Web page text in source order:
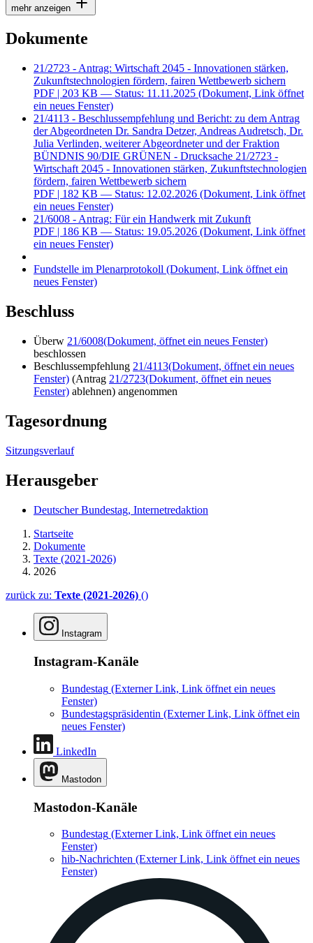
mehr anzeigen
Dokumente
21/2723 - Antrag: Wirtschaft 2045 - Innovationen stärken,
Zukunftstechnologien fördern, fairen Wettbewerb sichern
PDF | 203 KB — Status: 11.11.2025 (Dokument, Link öffnet
ein neues Fenster)
21/4113 - Beschlussempfehlung und Bericht: zu dem Antrag
der Abgeordneten Dr. Sandra Detzer, Andreas Audretsch, Dr.
Julia Verlinden, weiterer Abgeordneter und der Fraktion
BÜNDNIS 90/DIE GRÜNEN - Drucksache 21/2723 -
Wirtschaft 2045 - Innovationen stärken, Zukunftstechnologien
fördern, fairen Wettbewerb sichern
PDF | 182 KB — Status: 12.02.2026 (Dokument, Link öffnet
ein neues Fenster)
21/6008 - Antrag: Für ein Handwerk mit Zukunft
PDF | 186 KB — Status: 19.05.2026 (Dokument, Link öffnet
ein neues Fenster)
Fundstelle im Plenarprotokoll (Dokument, Link öffnet ein
neues Fenster)
Beschluss
Überw 21/6008(Dokument, öffnet ein neues Fenster)
beschlossen
Beschlussempfehlung 21/4113(Dokument, öffnet ein neues
Fenster) (Antrag 21/2723(Dokument, öffnet ein neues
Fenster) ablehnen) angenommen
Tagesordnung
Sitzungsverlauf
Herausgeber
Deutscher Bundestag, Internetredaktion
Startseite
Dokumente
Texte (2021-2026)
2026
zurück zu: Texte (2021-2026) ()
Instagram
Instagram-Kanäle
Bundestag (Externer Link, Link öffnet ein neues
Fenster)
Bundestagspräsidentin (Externer Link, Link öffnet ein
neues Fenster)
LinkedIn
Mastodon
Mastodon-Kanäle
Bundestag (Externer Link, Link öffnet ein neues
Fenster)
hib-Nachrichten (Externer Link, Link öffnet ein neues
Fenster)